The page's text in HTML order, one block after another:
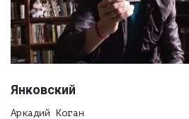
Янковский
Аркадий Коган